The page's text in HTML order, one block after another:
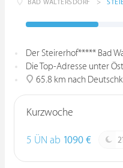
BAD WALTERSDORF >
Der Steirerhof***** Bad
Die Top-Adresse unter
65.8 km nach
Kurzwoche
5 ÜN ab 1090 €